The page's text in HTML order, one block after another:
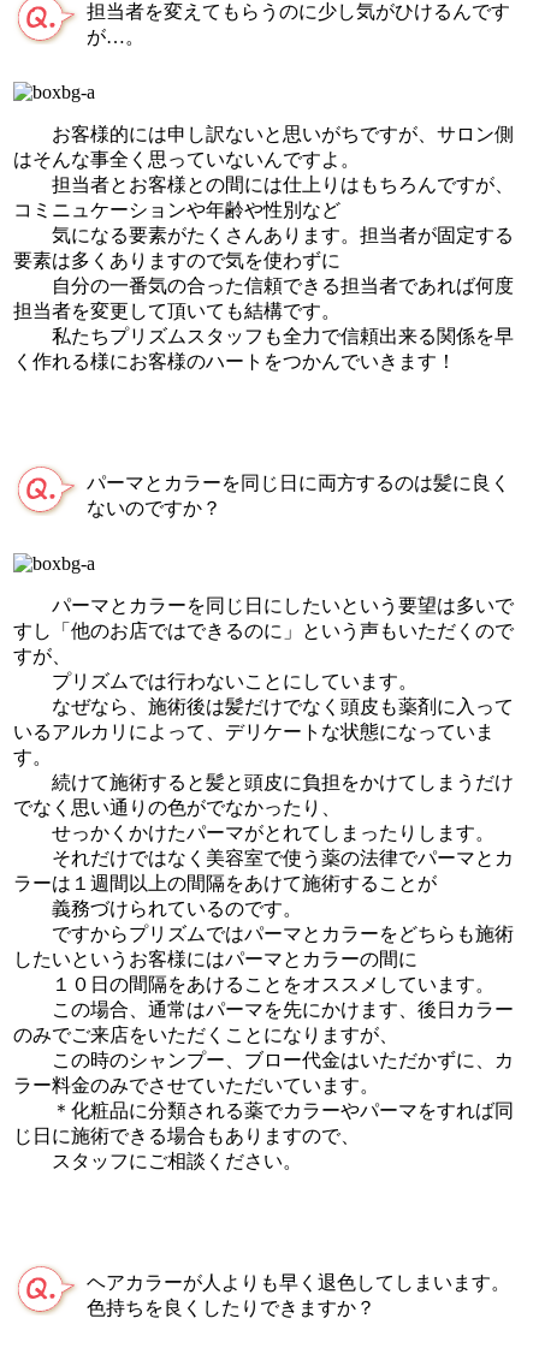
担当者を変えてもらうのに少し気がひけるんです
が…。
お客様的には申し訳ないと思いがちですが、サロン側
はそんな事全く思っていないんですよ。
担当者とお客様との間には仕上りはもちろんですが、
コミニュケーションや年齢や性別など
気になる要素がたくさんあります。担当者が固定する
要素は多くありますので気を使わずに
自分の一番気の合った信頼できる担当者であれば何度
担当者を変更して頂いても結構です。
私たちプリズムスタッフも全力で信頼出来る関係を早
く作れる様にお客様のハートをつかんでいきます！
パーマとカラーを同じ日に両方するのは髪に良く
ないのですか？
パーマとカラーを同じ日にしたいという要望は多いで
すし「他のお店ではできるのに」という声もいただくので
すが、
プリズムでは行わないことにしています。
なぜなら、施術後は髪だけでなく頭皮も薬剤に入って
いるアルカリによって、デリケートな状態になっていま
す。
続けて施術すると髪と頭皮に負担をかけてしまうだけ
でなく思い通りの色がでなかったり、
せっかくかけたパーマがとれてしまったりします。
それだけではなく美容室で使う薬の法律でパーマとカ
ラーは１週間以上の間隔をあけて施術することが
義務づけられているのです。
ですからプリズムではパーマとカラーをどちらも施術
したいというお客様にはパーマとカラーの間に
１０日の間隔をあけることをオススメしています。
この場合、通常はパーマを先にかけます、後日カラー
のみでご来店をいただくことになりますが、
この時のシャンプー、ブロー代金はいただかずに、カ
ラー料金のみでさせていただいています。
＊化粧品に分類される薬でカラーやパーマをすれば同
じ日に施術できる場合もありますので、
スタッフにご相談ください。
ヘアカラーが人よりも早く退色してしまいます。
色持ちを良くしたりできますか？